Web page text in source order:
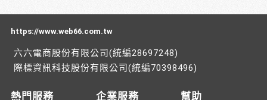
https://www.web66.com.tw
六六電商股份有限公司(統編28697248)
際標資訊科技股份有限公司(統編70398496)
熱門服務 企業服務 幫助